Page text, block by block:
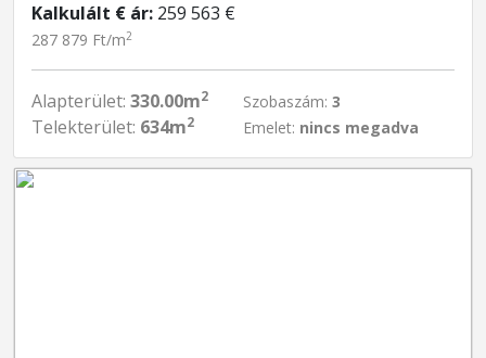
Kalkulált € ár: 259 563 €
287 879 Ft/m2
Alapterület: 330.00m2
Telekterület: 634m2
Szobaszám: 3
Emelet: nincs megadva